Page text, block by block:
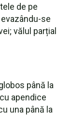
de pe
se
vălul parțial
până la
apendice
una până la